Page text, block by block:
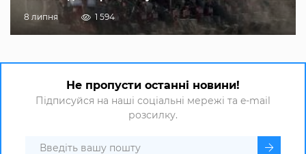
8 липня 1 594
Не пропусти останні новини!
Підписуйся на наші соціальні мережі та e-mail
розсилку.